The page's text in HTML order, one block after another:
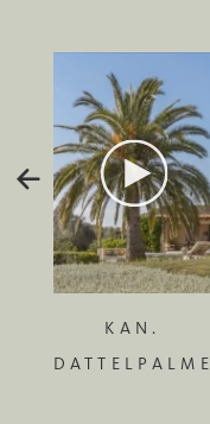
KAN.
DATTELPALME